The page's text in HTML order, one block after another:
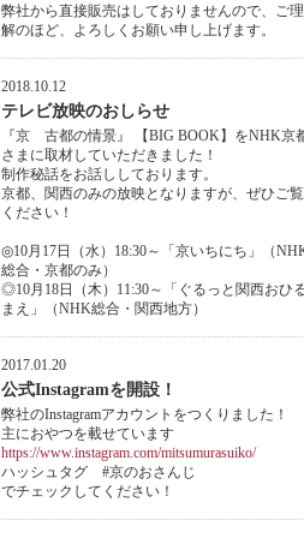
弊社から直接販売はしておりませんので、ご理
解のほど、よろしくお願い申し上げます。
2018.10.12
テレビ放映のおしらせ
『京 古都の情景』 【BIG BOOK】をNHK京
さまに取材していただきました！
制作秘話をお話ししております。
京都、関西のみの放映となりますが、ぜひご覧
ください！
◎10月17日（水）18:30～「京いちにち」（
総合・京都のみ）
◎10月18日（木）11:30～「ぐるっと関西おひ
まえ」（NHK総合・関西地方）
2017.01.20
公式Instagramを開設！
弊社のInstagramアカウントをつくりました！
主におやつを載せています
https://www.instagram.com/mitsumurasuiko/
ハッシュタグ #京のおさんじ
でチェックしてください！